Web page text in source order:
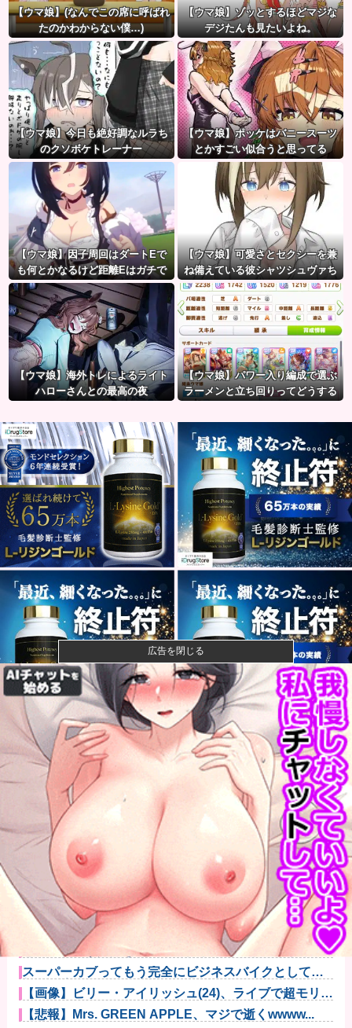
【ウマ娘】(なんでこの席に呼ばれ
たのかわからない僕…)
【ウマ娘】ゾッとするほどマジな
デジたんも見たいよね。
【ウマ娘】今日も絶好調なルラち
のクソボケトレーナー
【ウマ娘】ポッケはバニースーツ
とかすごい似合うと思ってる
【ウマ娘】因子周回はダートEで
も何とかなるけど距離Eはガチで
無理ゲー
【ウマ娘】可愛さとセクシーを兼
ね備えている彼シャツシュヴァち
【ウマ娘】海外トレによるライト
ハローさんとの最高の夜
【ウマ娘】パワー入り編成で選ぶ
ラーメンと立ち回りってどうする
【悲報】風俗嬢やってる女の末路ｗｗｗｗｗｗｗｗｗ
ｗｗ
【悲報】映画館の客、ほぼバイオテロレベルのやらか
しで観客が避...
【画像】石川佳純さん(31)の体、エッッッッッッッッッ
ッッッ...
成人向けゲーム『ヤリステ メスブター』開発者絶望、
銀行がst...
益田250セーブで名球会入り ←これさぁ、先発リリー
フの両方...
「みんなの演奏を被災地に届けよう!」とか言い出した
吹奏楽部の...
東京ヤクルトスワローズ月別勝率、限界突破ｗｗｗｗ
ｗｗｗｗｗｗ...
【朗報】Amazonで「GANTZ」が全巻100円ｗｗｗｗ
ｗ...
パチンコ屋の経営なんてそんな難しくなくね？近隣店
舗よりちょっ...
悪口回避＆一人好きの私、同僚から「自サバ女かと思
ってた」と言...
スーパーカブってもう完全にビジネスバイクとしての
役目を終えて...
【画像】ビリー・アイリッシュ(24)、ライブで超モリマ
ンスジ...
【悲報】Mrs. GREEN APPLE、マジで逝くwwww...
広告を閉じる